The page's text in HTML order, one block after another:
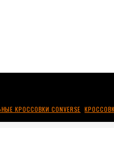
КРОССОВКИ CONVERSE ,